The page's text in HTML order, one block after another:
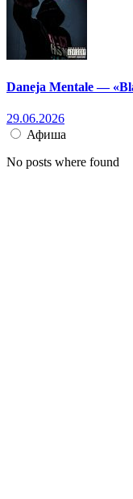
Daneja Mentale —
29.06.2026
Афиша
No posts where found